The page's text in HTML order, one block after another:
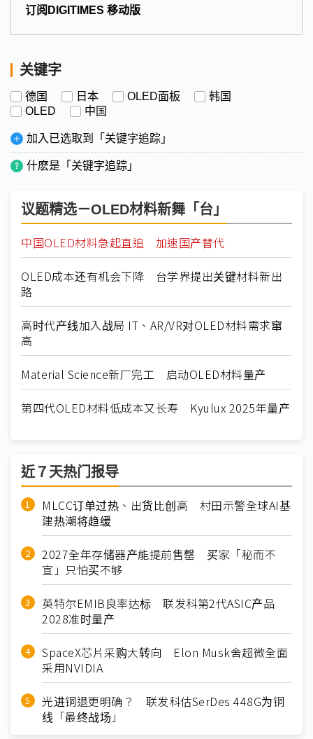
订阅DIGITIMES 移动版
关键字
德国 日本 OLED面板
韩国
OLED
中国
加入已选取到「关键字追踪」
什麽是「关键字追踪」
议题精选－OLED材料新舞「台」
中国OLED材料急起直追 加速国产替代
OLED成本还有机会下降 台学界提出关键材料新出
路
高时代产线加入战局 IT、AR/VR对OLED材料需求窜
高
Material Science新厂完工 启动OLED材料量产
第四代OLED材料低成本又长寿 Kyulux 2025年量产
近７天热门报导
MLCC订单过热、出货比创高 村田示警全球AI基
建热潮将趋缓
2027全年存储器产能提前售罄 买家「秘而不
宣」只怕买不够
英特尔EMIB良率达标 联发科第2代ASIC产品
2028准时量产
SpaceX芯片采购大转向 Elon Musk舍超微全面
采用NVIDIA
光进铜退更明确？ 联发科估SerDes 448G为铜
线「最终战场」